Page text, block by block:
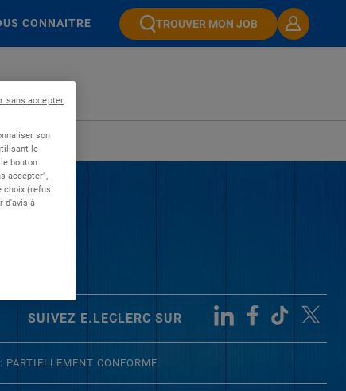
CONNAITRE TROUVER MON JOB
SUIVEZ E.LECLERC SUR
PARTIELLEMENT CONFORME
son
le
bouton
accepter",
choix (refus
d'avis à
sans accepter